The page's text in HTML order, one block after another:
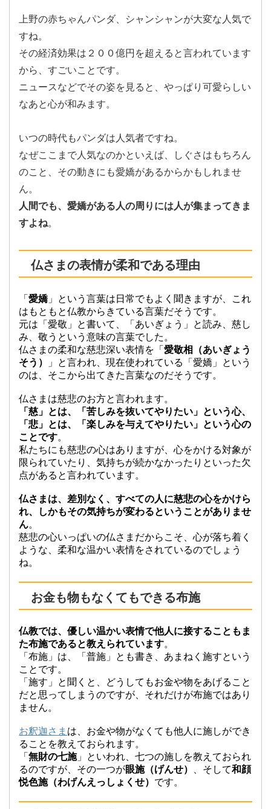
上野の赤ちゃんパンダ、シャンシャンが大変な人気で
すね。
その経済効果は２００億円を超えると言われています
から、すごいことです。
ニュースなどでその姿を見ると、やっぱり可愛らしい
なあと心が和みます。
いつの時代もパンダは人気者ですね。
なぜここまで人気なのかといえば、しぐさはもちろん
のこと、その動きにも愛嬌があるからかもしれませ
ん。
人間でも、愛嬌がある人の周りには人が集まってきま
すよね。
仏さまの表情が柔和である理由
「愛嬌 」という言葉は日常でもよく聞きますが、これ
はもともと仏教からきている言葉だそうです。
元は「愛敬」と書いて、「あいぎょう」と読み、慈し
み、敬うという意味の言葉でした。
仏さまの柔和な慈悲深い表情を「愛敬相（あいぎょう
そう）
」と言われ、現在使われている「愛嬌」という
のは、そこから出てきた言葉なのだそうです。
仏さまは慈悲のお方と言われます。
「慈」とは、「苦しみを抜いてやりたい」という心、
「悲」とは、「楽しみを与えてやりたい」という心の
ことです。
私たちにも慈悲の心はありますが、心をかける対象が
限られていたり、気持ちが続かなかったりといった欠
点があると言われています。
仏さまは、差別なく、すべての人に慈悲の心をかけら
れ、しかもその気持ちが変わるということがありませ
ん。
慈悲の心いっぱいの仏さまだからこそ、心が落ち着く
ような、柔和な温かい表情をされているのでしょう
ね。
お金も物もなくてもできる布施
仏教では、優しい温かい表情で他人に接することもま
た布施であると教えられています。
「布施」は、「普施」とも書き、あまねく施すという
ことです。
「施す」と聞くと、どうしてもお金や物をあげること
だと思ってしまうのですが、それだけが布施ではあり
ません。
お釈迦さま は、お金や物がなくても他人に施しができ
ることを教えておられます。
「無財の七施」といわれ、七つの施しを教えておられ
るのですが、その一つが眼施（げんせ） 、そして和顔
悦色施（わげんえっしょくせ） です。